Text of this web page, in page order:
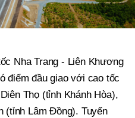
Nha Trang - Liên Khương
điểm đầu giao với cao tốc
Thọ (tỉnh Khánh Hòa),
(tỉnh Lâm Đồng). Tuyến